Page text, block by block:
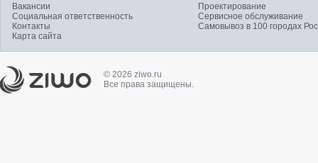
Вакансии
Социальная ответственность
Контакты
Карта сайта
Проектирование
Сервисное обслуживание
Самовывоз в 100 городах
© 2026 ziwo.ru
Все права защищены.